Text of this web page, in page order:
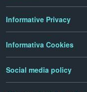
Informative Privacy
Informativa Cookies
Social media policy